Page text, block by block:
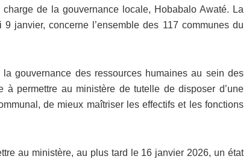
de la gouvernance locale, Hobabalo Awaté. La
janvier, concerne l’ensemble des 117 communes du
gouvernance des ressources humaines au sein des
permettre au ministère de tutelle de disposer d’une
de mieux maîtriser les effectifs et les fonctions
au ministère, au plus tard le 16 janvier 2026, un état